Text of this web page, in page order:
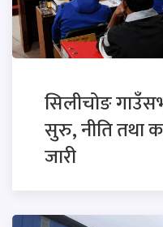
सिलीचोङ
सुरु, नीति तथा
जारी